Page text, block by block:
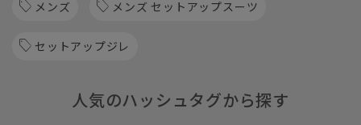
メンズ メンズ セットアップスーツ
セットアップジレ
人気のハッシュタグから探す